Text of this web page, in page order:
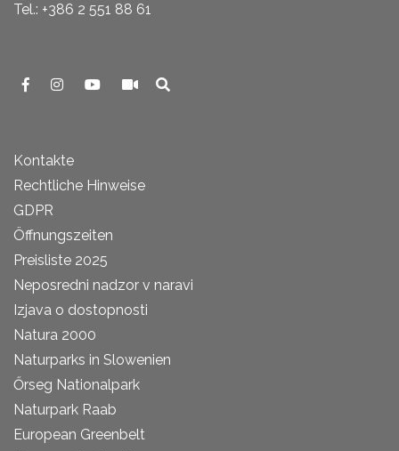
Tel.: +386 2 551 88 61
Kontakte
Rechtliche Hinweise
GDPR
Öffnungszeiten
Preisliste 2025
Neposredni nadzor v naravi
Izjava o dostopnosti
Natura 2000
Naturparks in Slowenien
Őrseg Nationalpark
Naturpark Raab
European Greenbelt